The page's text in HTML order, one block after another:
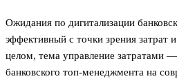
Ожидания по дигитализации
эффективный с точки зрения затрат
целом, тема управление затратами
банковского топ-менеджмента на